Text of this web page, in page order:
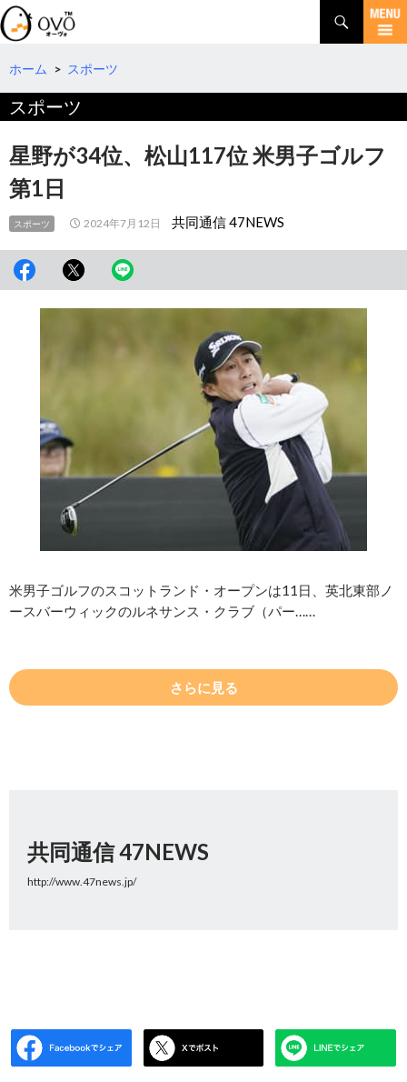
検
索
コ
テ
へ
動
ホーム > スポーツ
スポーツ
星野が34位、松山117位 米男子ゴルフ
第1日
スポーツ 2024年7月12日 共同通信 47NEWS
米男子ゴルフのスコットランド・オープンは11日、英北東部ノ
ースバーウィックのルネサンス・クラブ（パー……
さらに見る
共同通信 47NEWS
http://www.47news.jp/